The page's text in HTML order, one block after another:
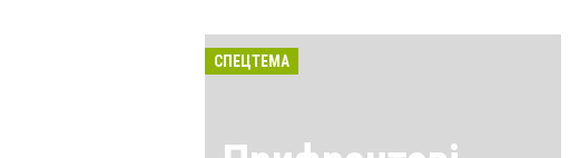
СПЕЦТЕМА